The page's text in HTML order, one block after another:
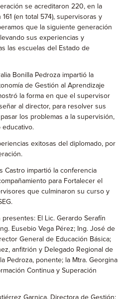
se acreditaron 220, en la
(en total 574), supervisoras y
que la siguiente generación
sus experiencias y
las escuelas del Estado de
Bonilla Pedroza impartió la
de Gestión al Aprendizaje
la forma en que el supervisor
al director, para resolver sus
los problemas a la supervisión,
educativo.
exitosas del diplomado, por
Castro impartió la conferencia
para Fortalecer el
que culminaron su curso y
El Lic. Gerardo Serafín
Eusebio Vega Pérez; Ing. José de
General de Educación Básica;
anfitrión y Delegado Regional de
Pedroza, ponente; la Mtra. Georgina
Continua y Superación
Garnica, Directora de Gestión;